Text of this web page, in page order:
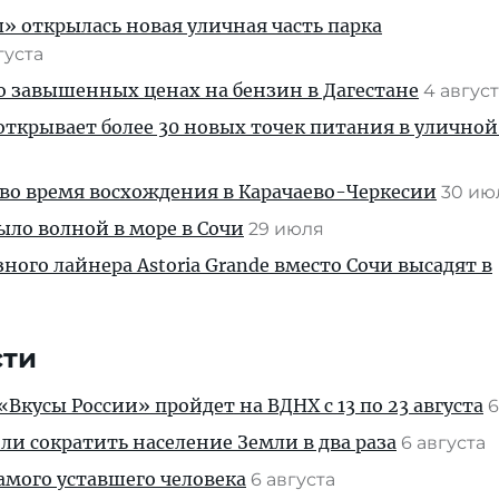
открылась новая уличная часть парка
завышенных ценах на бензин в Дагестане 4
более 30 новых точек питания в
время восхождения в Карачаево-Черкесии 30
волной в море в Сочи 29 июля
лайнера Astoria Grande вместо Сочи высадят в
России» пройдет на ВДНХ с 13 по 23 августа
сократить население Земли в два раза 6 августа
уставшего человека 6 августа